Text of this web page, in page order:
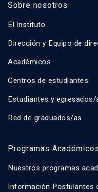
Sobre nosotros
El Instituto
Dirección y Equipo de
Académicos
Centros de estudiantes
Estudiantes y egresados/
Red de graduados/as
Programas Académicos
Nuestros programas
Información Postulantes